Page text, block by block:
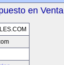
en Venta